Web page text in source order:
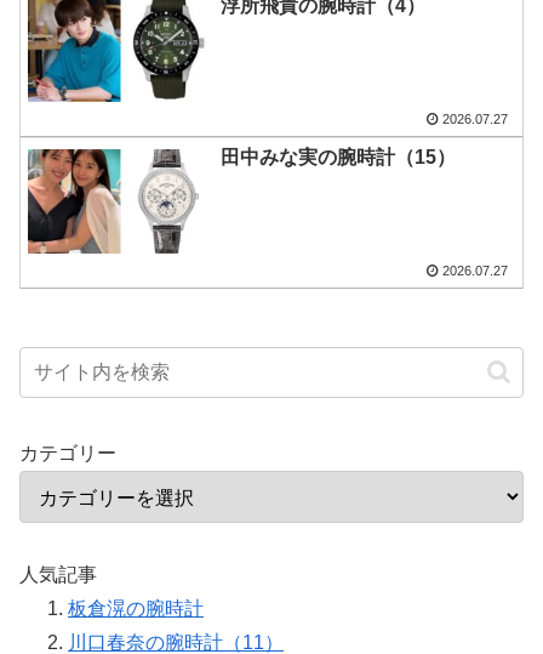
浮所飛貴の腕時計（4）
2026.07.27
田中みな実の腕時計（15）
2026.07.27
カテゴリー
人気記事
板倉滉の腕時計
川口春奈の腕時計（11）